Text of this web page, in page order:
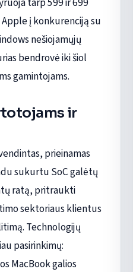
į konkurenciją su
nešiojamųjų
bendrovė iki šiol
gamintojams.
ir
prieinamas
sukurtu SoC galėtų
ratą, pritraukti
sektoriaus klientus
Technologijų
pasirinkimų:
MacBook galios